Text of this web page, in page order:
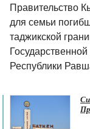
Правительство
для семьи
таджикской
Республики